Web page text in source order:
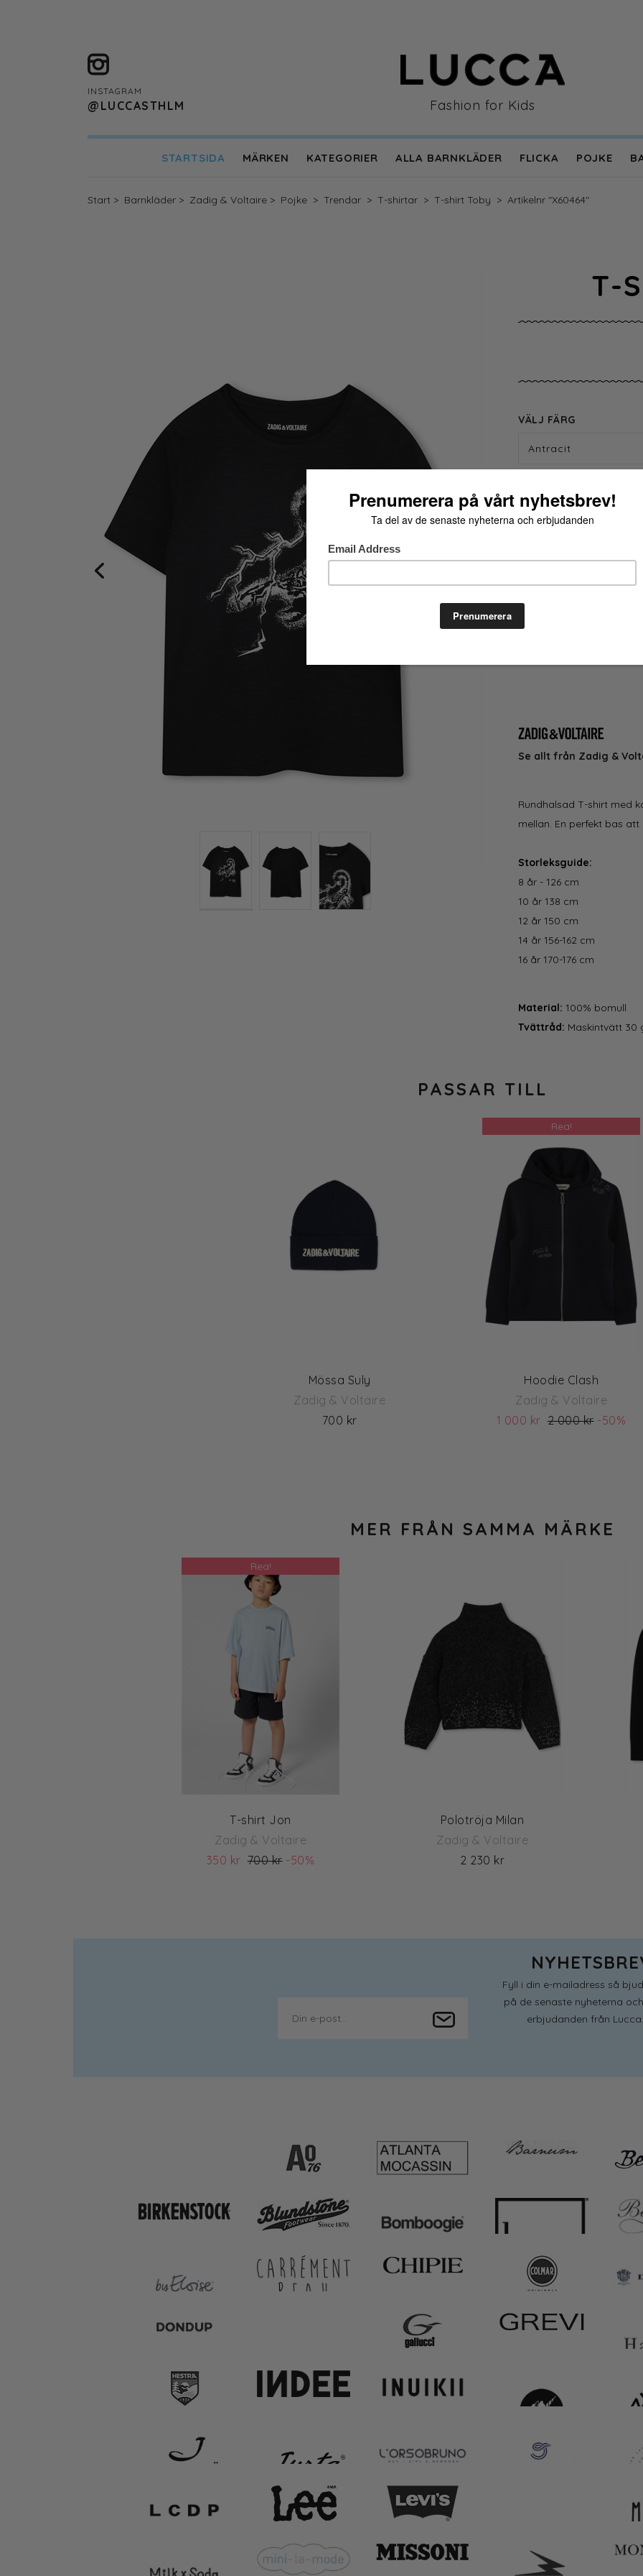
INSTAGRAM
@LUCCASTHLM Fashion for Kids
STARTSIDA MÄRKEN KATEGORIER ALLA BARNKLÄDER FLICKA POJKE
Start > Barnkläder > Zadig & Voltaire > Pojke > Trendar > T-shirtar > T-shirt Toby > Artikelnr "X60464"
T-
VÄLJ FÄRG
Antracit
VÄLJ STORLEK
16 år
Se allt från Zadig &
Rundhalsad T-shirt med
mellan. En perfekt bas
Storleksguide:
8 år - 126 cm
10 år 138 cm
12 år 150 cm
14 år 156-162 cm
​16 år 170-176 cm
Material: 100% bomull
Tvättråd: Maskintvätt 30
PASSAR TILL
Mössa Suly
Zadig & Voltaire
700 kr
Rea!
Hoodie Clash
Zadig & Voltaire
1 000 kr2 000 kr-50%
MER FRÅN SAMMA MÄRKE
Rea!
T-shirt Jon
Zadig & Voltaire
350 kr700 kr-50%
Polotröja Milan
Zadig & Voltaire
2 230 kr
Fyll i din e-mailadress så
på de senaste nyheterna
erbjudanden från